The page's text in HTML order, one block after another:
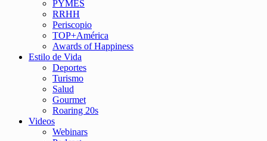
PYMES
RRHH
Periscopio
TOP+América
Awards of Happiness
Estilo de Vida
Deportes
Turismo
Salud
Gourmet
Roaring 20s
Videos
Webinars